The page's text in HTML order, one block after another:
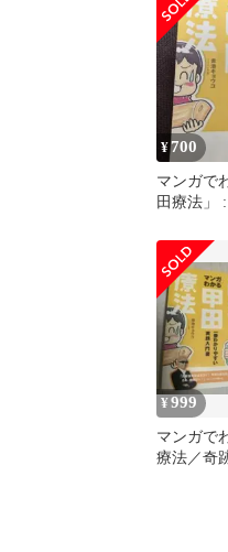
¥700
マンガで
田療法」
¥999
マンガで
療法／奇